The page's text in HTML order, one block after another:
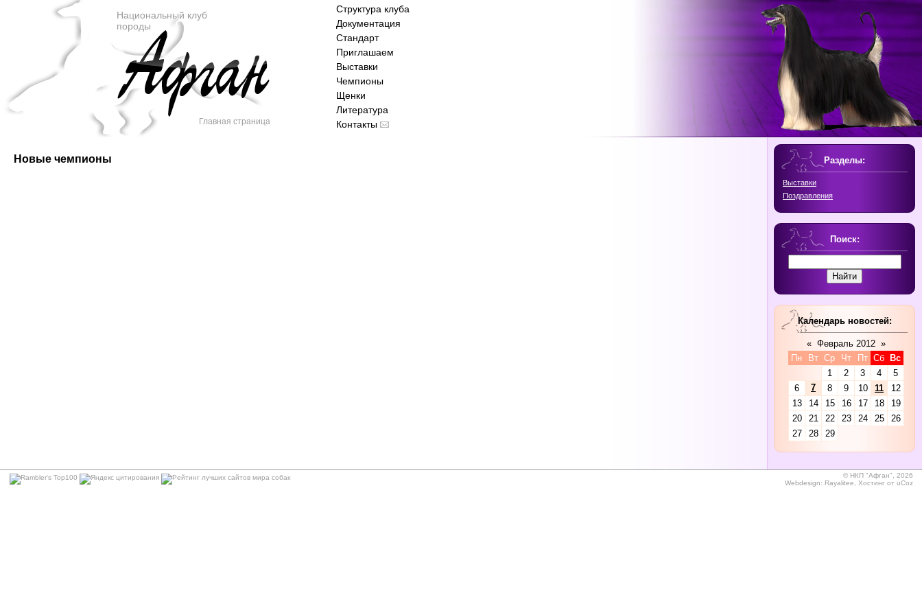
Национальный клуб
породы
Главная страница
Структура клуба
Документация
Стандарт
Приглашаем
Выставки
Чемпионы
Щенки
Литература
Контакты
Новые чемпионы Разделы:
Выставки
Поздравления
Поиск:
Календарь новостей:
« Февраль 2012 »
Пн
Вт Ср Чт Пт Сб
Вс
1
2 3 4
5
6
7 8 9 10 11
12
13
14 15 16 17 18
19
20
21 22 23 24 25
26
27
28 29
©НКП "Афган", 2026
Webdesign: Rayalitee Хостинг от uCoz